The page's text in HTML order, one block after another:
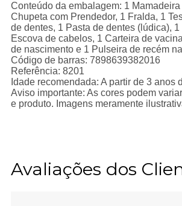
Conteúdo da embalagem: 1 Mamadeira
Chupeta com Prendedor, 1 Fralda, 1
de dentes, 1 Pasta de dentes (lúdica),
Escova de cabelos, 1 Carteira de
de nascimento e 1 Pulseira de recém
Código de barras: 7898639382016
Referência: 8201
Idade recomendada: A partir de 3 anos
Aviso importante: As cores podem
e produto. Imagens meramente
Avaliações dos